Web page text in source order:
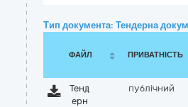
Тип документа: Тендерна
ФАЙЛ ПРИВАТНІСТЬ
Тенд
ерн
публічний